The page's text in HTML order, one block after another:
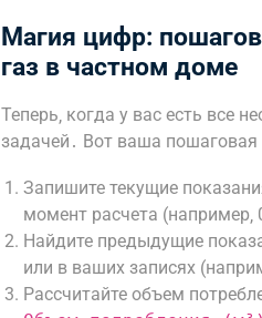
Магия цифр:
газ в частном доме
Теперь‚ когда у вас есть все
задачей․ Вот ваша пошаговая
Запишите текущие
момент расчета (например‚
Найдите предыдущие
или в ваших записях
Рассчитайте объем